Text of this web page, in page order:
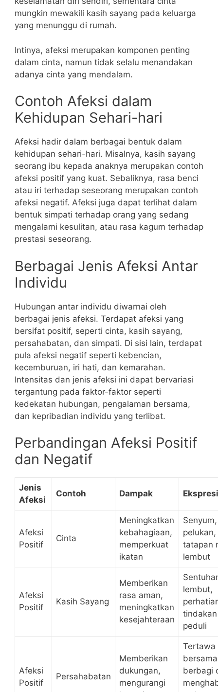
mungkin mewakili kasih sayang pada keluarga
yang menunggu di rumah.
Intinya, afeksi merupakan komponen penting
dalam cinta, namun tidak selalu menandakan
adanya cinta yang mendalam.
Contoh Afeksi dalam
Kehidupan Sehari-hari
Afeksi hadir dalam berbagai bentuk dalam
kehidupan sehari-hari. Misalnya, kasih sayang
seorang ibu kepada anaknya merupakan contoh
afeksi positif yang kuat. Sebaliknya, rasa benci
atau iri terhadap seseorang merupakan contoh
afeksi negatif. Afeksi juga dapat terlihat dalam
bentuk simpati terhadap orang yang sedang
mengalami kesulitan, atau rasa kagum terhadap
prestasi seseorang.
Berbagai Jenis Afeksi Antar
Individu
Hubungan antar individu diwarnai oleh
berbagai jenis afeksi. Terdapat afeksi yang
bersifat positif, seperti cinta, kasih sayang,
persahabatan, dan simpati. Di sisi lain, terdapat
pula afeksi negatif seperti kebencian,
kecemburuan, iri hati, dan kemarahan.
Intensitas dan jenis afeksi ini dapat bervariasi
tergantung pada faktor-faktor seperti
kedekatan hubungan, pengalaman bersama,
dan kepribadian individu yang terlibat.
Perbandingan Afeksi Positif
dan Negatif
Jenis
Afeksi
Contoh Dampak Ekspresi
Afeksi
Positif
Cinta
Meningkatkan
kebahagiaan,
memperkuat
ikatan
Senyum,
pelukan,
tatapan
lembut
Afeksi
Positif
Kasih Sayang
Memberikan
rasa aman,
meningkatkan
kesejahteraan
lembut,
tindakan
peduli
Afeksi
Positif
Persahabatan
Memberikan
dukungan,
mengurangi
Tertawa
berbagi